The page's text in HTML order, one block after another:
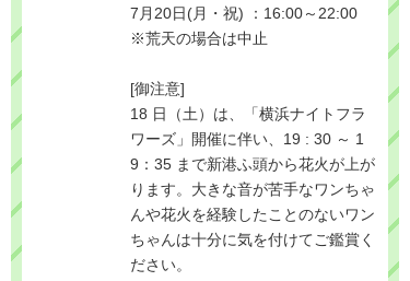
7月20日(月・祝) ：16:00～22:00
※荒天の場合は中止
[御注意]
18 日（土）は、「横浜ナイトフラ
ワーズ」開催に伴い、19 : 30 ～ 1
9：35 まで新港ふ頭から花火が上が
ります。大きな音が苦手なワンちゃ
んや花火を経験したことのないワン
ちゃんは十分に気を付けてご鑑賞く
ださい。